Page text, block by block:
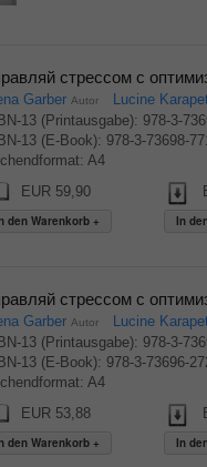
стрессом с
Garber Autor Lucine
13 (Printausgabe): 978-3-
13 (E-Book): 978-3-73698-
A4
EUR 59,90
стрессом с
Garber Autor Lucine
13 (Printausgabe): 978-3-
13 (E-Book): 978-3-73696-
A4
EUR 53,88